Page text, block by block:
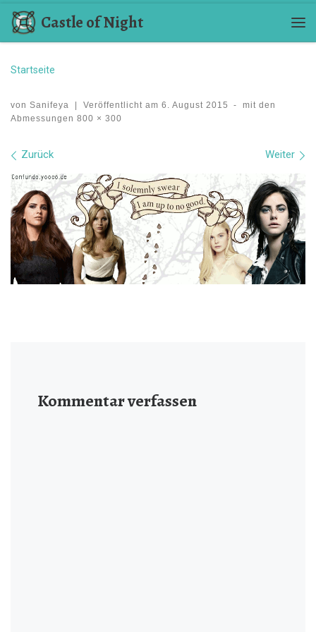
Zum Inhalt springen
Castle of Night
Startseite
von Sanifeya Veröffentlicht am 6. August 2015 -
mit den
Abmessungen 800 × 300
Bilder Navigation
Zurück Weiter
Kommentar verfassen